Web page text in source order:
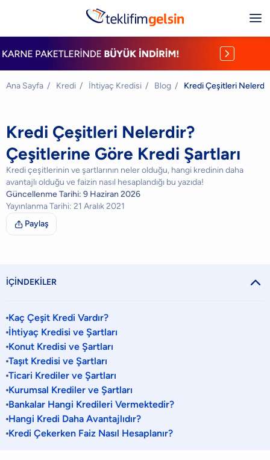
Ana Sayfa / Kredi / İhtiyaç Kredisi / Blog / Kredi Çeşitleri
Kredi Çeşitleri Nelerdir?
Çeşitlerine Göre Kredi Şartları
Kredi çeşitlerinin ve şartlarının neler olduğu, hangi kredinin daha
avantajlı olduğu ve faizin nasıl hesaplandığı bu yazıda!
Güncellenme Tarihi: 9 Haziran 2026
Yayınlanma Tarihi: 21 Aralık 2021
 Paylaş
İÇİNDEKİLER 
Kaç Çeşit Kredi Vardır?
İhtiyaç Kredisi ve Şartları
Konut Kredisi ve Şartları
Taşıt Kredisi ve Şartları
Ticari Krediler ve Şartları
Kurumsal Krediler ve Şartları
Bankalar Hangi Kredileri Vermektedir?
Hangi Kredi Daha Avantajlıdır?
Kredi Çekerken Faiz Nasıl Hesaplanır?